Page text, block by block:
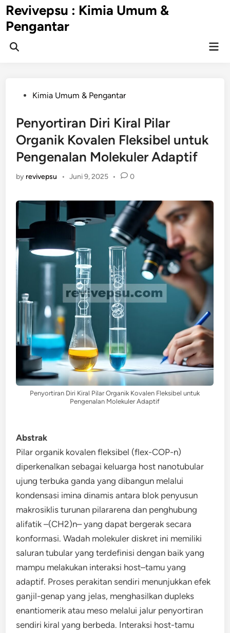
Skip
to
content
Revivepsu : Kimia Umum &
Pengantar
Open
PostedKimia Umum & Pengantar
Penyortiran Diri Kiral Pilar
Organik Kovalen Fleksibel untuk
Pengenalan Molekuler Adaptif
by revivepsu • Juni 9, 2025 • 0
Penyortiran Diri Kiral Pilar Organik Kovalen Fleksibel untuk
Pengenalan Molekuler Adaptif
Abstrak
Pilar organik kovalen fleksibel (flex-COP-n)
diperkenalkan sebagai keluarga host nanotubular
ujung terbuka ganda yang dibangun melalui
kondensasi imina dinamis antara blok penyusun
makrosiklis turunan pilararena dan penghubung
alifatik –(CH2)n– yang dapat bergerak secara
konformasi. Wadah molekuler diskret ini memiliki
saluran tubular yang terdefinisi dengan baik yang
mampu melakukan interaksi host–tamu yang
adaptif. Proses perakitan sendiri menunjukkan efek
ganjil-genap yang jelas, menghasilkan dupleks
enantiomerik atau meso melalui jalur penyortiran
sendiri kiral yang berbeda. Interaksi host-tamu